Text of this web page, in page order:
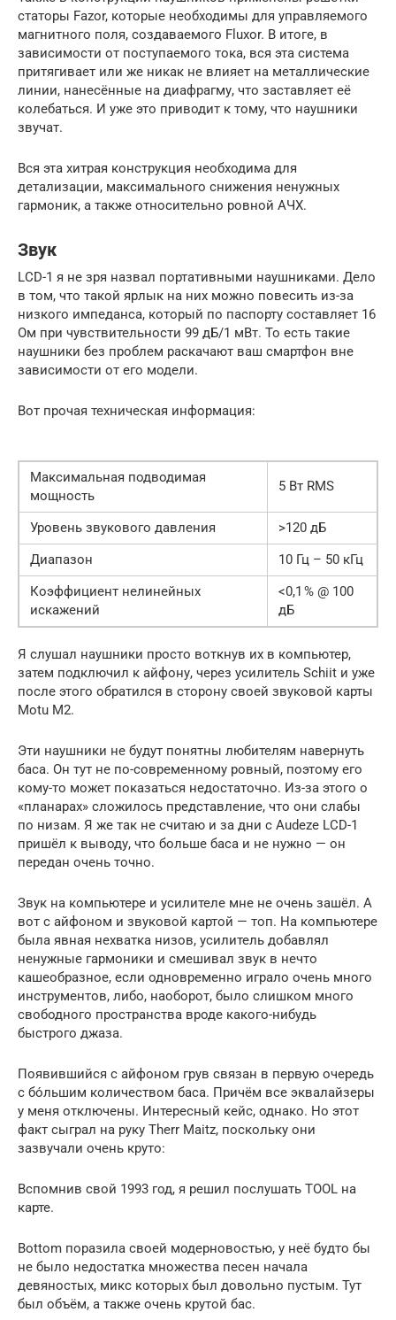
статоры Fazor, которые необходимы для управляемого
магнитного поля, создаваемого Fluxor. В итоге, в
зависимости от поступаемого тока, вся эта система
притягивает или же никак не влияет на металлические
линии, нанесённые на диафрагму, что заставляет её
колебаться. И уже это приводит к тому, что наушники
звучат.
Вся эта хитрая конструкция необходима для
детализации, максимального снижения ненужных
гармоник, а также относительно ровной АЧХ.
Звук
LCD-1 я не зря назвал портативными наушниками. Дело
в том, что такой ярлык на них можно повесить из-за
низкого импеданса, который по паспорту составляет 16
Ом при чувствительности 99 дБ/1 мВт. То есть такие
наушники без проблем раскачают ваш смартфон вне
зависимости от его модели.
Вот прочая техническая информация:
Максимальная подводимая
мощность
5 Вт RMS
Уровень звукового давления
>120 дБ
Диапазон
10 Гц – 50 кГц
Коэффициент нелинейных
искажений
<0,1 % @ 100
дБ
Я слушал наушники просто воткнув их в компьютер,
затем подключил к айфону, через усилитель Schiit и уже
после этого обратился в сторону своей звуковой карты
Motu M2.
Эти наушники не будут понятны любителям навернуть
баса. Он тут не по-современному ровный, поэтому его
кому-то может показаться недостаточно. Из-за этого о
«планарах» сложилось представление, что они слабы
по низам. Я же так не считаю и за дни с Audeze LCD-1
пришёл к выводу, что больше баса и не нужно — он
передан очень точно.
Звук на компьютере и усилителе мне не очень зашёл. А
вот с айфоном и звуковой картой — топ. На компьютере
была явная нехватка низов, усилитель добавлял
ненужные гармоники и смешивал звук в нечто
кашеобразное, если одновременно играло очень много
инструментов, либо, наоборот, было слишком много
свободного пространства вроде какого-нибудь
быстрого джаза.
Появившийся с айфоном грув связан в первую очередь
с бо́льшим количеством баса. Причём все эквалайзеры
у меня отключены. Интересный кейс, однако. Но этот
факт сыграл на руку Therr Maitz, поскольку они
зазвучали очень круто:
Вспомнив свой 1993 год, я решил послушать TOOL на
карте.
Bottom поразила своей модерновостью, у неё будто бы
не было недостатка множества песен начала
девяностых, микс которых был довольно пустым. Тут
был объём, а также очень крутой бас.